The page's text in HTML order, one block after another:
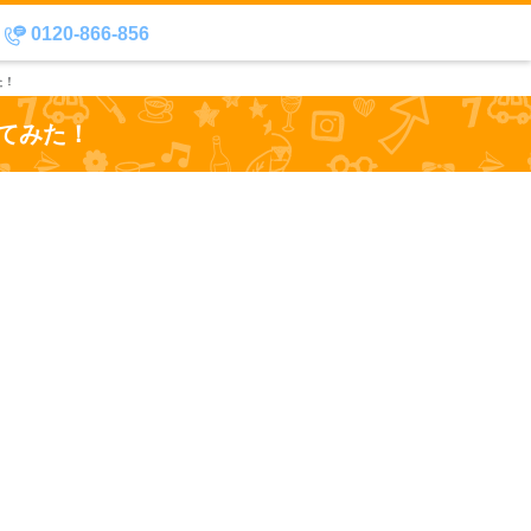
0120-866-856
みた！